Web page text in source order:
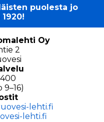
puolesta jo
Oy
2
lehti.fi
lehti.fi